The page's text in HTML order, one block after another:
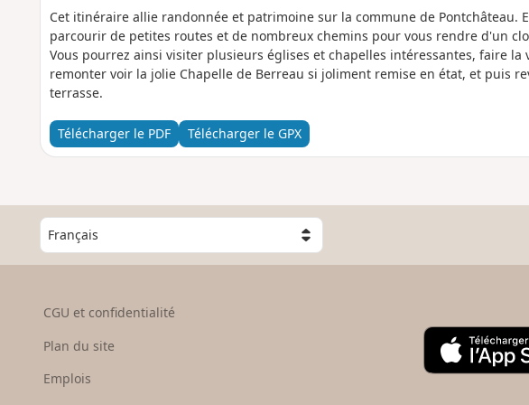
Cet itinéraire allie randonnée et patrimoine sur la commune de Pontchâteau.
parcourir de petites routes et de nombreux chemins pour vous rendre d'un
Vous pourrez ainsi visiter plusieurs églises et chapelles intéressantes, faire la
remonter voir la jolie Chapelle de Berreau si joliment remise en état, et puis
terrasse.
Télécharger le PDF Télécharger le GPX
C
h
o
s
e
CGU et confidentialité
Plan du site
Emplois